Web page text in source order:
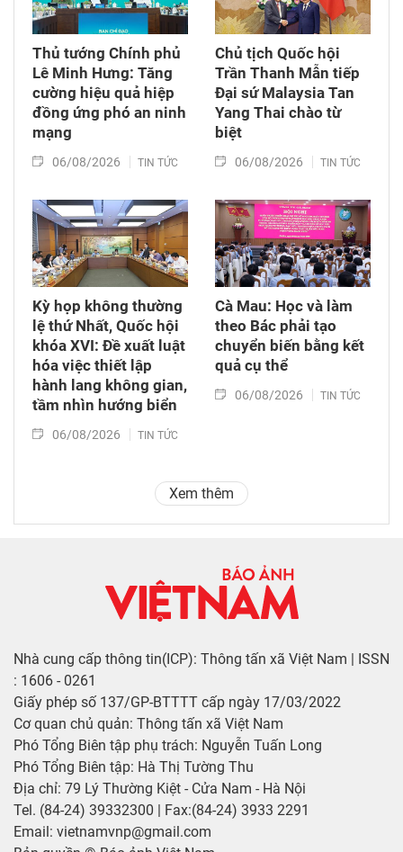
Thủ tướng Chính phủ
Lê Minh Hưng: Tăng
cường hiệu quả hiệp
đồng ứng phó an ninh
mạng
06/08/2026 TIN TỨC
Chủ tịch Quốc hội
Trần Thanh Mẫn tiếp
Đại sứ Malaysia Tan
Yang Thai chào từ
biệt
06/08/2026 TIN TỨC
Kỳ họp không thường
lệ thứ Nhất, Quốc hội
khóa XVI: Đề xuất luật
hóa việc thiết lập
hành lang không gian,
tầm nhìn hướng biển
06/08/2026 TIN TỨC
Cà Mau: Học và làm
theo Bác phải tạo
chuyển biến bằng kết
quả cụ thể
06/08/2026 TIN TỨC
Xem thêm
Nhà cung cấp thông tin(ICP): Thông tấn xã Việt Nam | ISSN
: 1606 - 0261
Giấy phép số 137/GP-BTTTT cấp ngày 17/03/2022
Cơ quan chủ quản: Thông tấn xã Việt Nam
Phó Tổng Biên tập phụ trách: Nguyễn Tuấn Long
Phó Tổng Biên tập: Hà Thị Tường Thu
Địa chỉ: 79 Lý Thường Kiệt - Cửa Nam - Hà Nội
Tel. (84-24) 39332300 | Fax:(84-24) 3933 2291
Email: vietnamvnp@gmail.com